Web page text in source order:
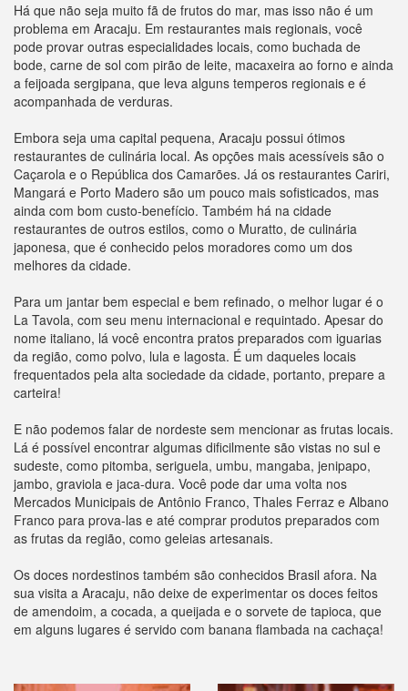
Há que não seja muito fã de frutos do mar, mas isso não é um
problema em Aracaju. Em restaurantes mais regionais, você
pode provar outras especialidades locais, como buchada de
bode, carne de sol com pirão de leite, macaxeira ao forno e ainda
a feijoada sergipana, que leva alguns temperos regionais e é
acompanhada de verduras.
Embora seja uma capital pequena, Aracaju possui ótimos
restaurantes de culinária local. As opções mais acessíveis são o
Caçarola e o República dos Camarões. Já os restaurantes Cariri,
Mangará e Porto Madero são um pouco mais sofisticados, mas
ainda com bom custo-benefício. Também há na cidade
restaurantes de outros estilos, como o Muratto, de culinária
japonesa, que é conhecido pelos moradores como um dos
melhores da cidade.
Para um jantar bem especial e bem refinado, o melhor lugar é o
La Tavola, com seu menu internacional e requintado. Apesar do
nome italiano, lá você encontra pratos preparados com iguarias
da região, como polvo, lula e lagosta. É um daqueles locais
frequentados pela alta sociedade da cidade, portanto, prepare a
carteira!
E não podemos falar de nordeste sem mencionar as frutas locais.
Lá é possível encontrar algumas dificilmente são vistas no sul e
sudeste, como pitomba, seriguela, umbu, mangaba, jenipapo,
jambo, graviola e jaca-dura. Você pode dar uma volta nos
Mercados Municipais de Antônio Franco, Thales Ferraz e Albano
Franco para prova-las e até comprar produtos preparados com
as frutas da região, como geleias artesanais.
Os doces nordestinos também são conhecidos Brasil afora. Na
sua visita a Aracaju, não deixe de experimentar os doces feitos
de amendoim, a cocada, a queijada e o sorvete de tapioca, que
em alguns lugares é servido com banana flambada na cachaça!